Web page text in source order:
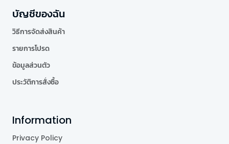
บัญชีของฉัน
วิธีการจัดส่งสินค้า
รายการโปรด
ข้อมูลส่วนตัว
ประวัติการสั่งซื้อ
Information
Privacy Policy